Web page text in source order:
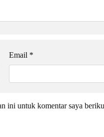
Email *
ini untuk komentar saya